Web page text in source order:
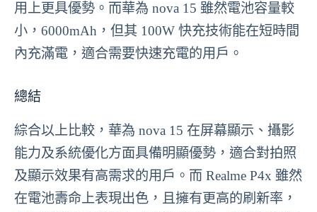
用上更具優勢。而華為 nova 15 雖然電池容量較
小，6000mAh，但其 100W 快充技術能在短時間
內充滿電，適合需要快速充電的用戶。
總結
綜合以上比較，華為 nova 15 在屏幕顯示、攝影
能力及系統優化方面具備明顯優勢，適合對拍照
及顯示效果有高需求的用戶。而 Realme P4x 雖然
在電池壽命上表現出色，且擁有更高的刷新率，